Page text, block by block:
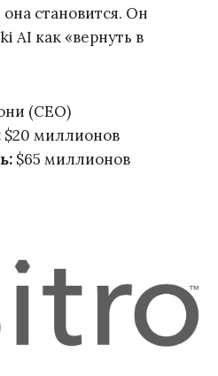
становится. Он
AI как «вернуть в
(CEO)
$20 миллионов
$65 миллионов